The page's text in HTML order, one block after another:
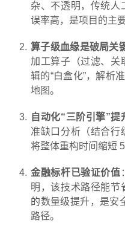
杂、不透明，传统人
误率高，是项目的主
算子级血缘是破局关
加工算子（过滤、关
辑的“白盒化”，解析
地图。
自动化“三阶引擎”提
准缺口分析（结合行
将整体重构时间缩短
金融标杆已验证价值
明，该技术路径能节
的数量级提升，是安
路径。